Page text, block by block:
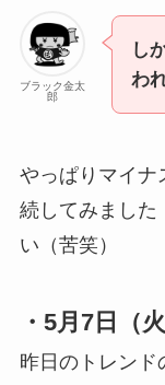
ブラック金太
郎
し
わ
やっぱりマイナ
続してみました
い（苦笑）
・5月7日（火
昨日のトレンド